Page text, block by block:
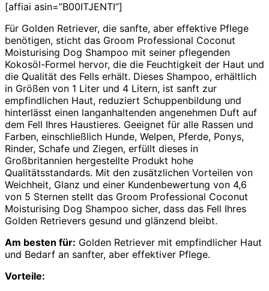
[affiai asin=”B00ITJENTI”]
Für Golden Retriever, die sanfte, aber effektive Pflege
benötigen, sticht das Groom Professional Coconut
Moisturising Dog Shampoo mit seiner pflegenden
Kokosöl-Formel hervor, die die Feuchtigkeit der Haut und
die Qualität des Fells erhält. Dieses Shampoo, erhältlich
in Größen von 1 Liter und 4 Litern, ist sanft zur
empfindlichen Haut, reduziert Schuppenbildung und
hinterlässt einen langanhaltenden angenehmen Duft auf
dem Fell Ihres Haustieres. Geeignet für alle Rassen und
Farben, einschließlich Hunde, Welpen, Pferde, Ponys,
Rinder, Schafe und Ziegen, erfüllt dieses in
Großbritannien hergestellte Produkt hohe
Qualitätsstandards. Mit den zusätzlichen Vorteilen von
Weichheit, Glanz und einer Kundenbewertung von 4,6
von 5 Sternen stellt das Groom Professional Coconut
Moisturising Dog Shampoo sicher, dass das Fell Ihres
Golden Retrievers gesund und glänzend bleibt.
Am besten für: Golden Retriever mit empfindlicher Haut
und Bedarf an sanfter, aber effektiver Pflege.
Vorteile: